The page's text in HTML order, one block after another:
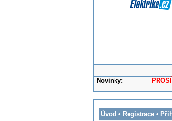
Novinky: PROSÍME
Úvod • Registrace•